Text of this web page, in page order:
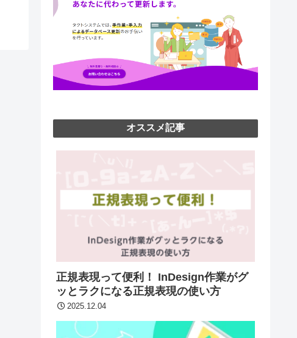
オススメ記事
正規表現って便利！ InDesign作業がグ
ッとラクになる正規表現の使い方
2025.12.04